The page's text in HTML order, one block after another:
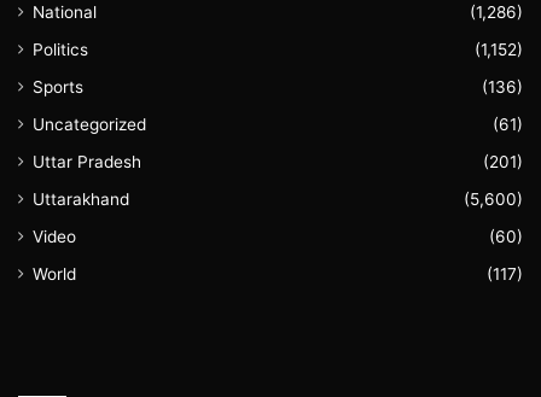
National
(1,286)
Politics
(1,152)
Sports
(136)
Uncategorized
(61)
Uttar Pradesh
(201)
Uttarakhand
(5,600)
Video
(60)
World
(117)